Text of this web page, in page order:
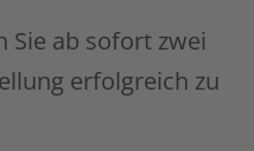
Sie ab sofort zwei
erfolgreich zu